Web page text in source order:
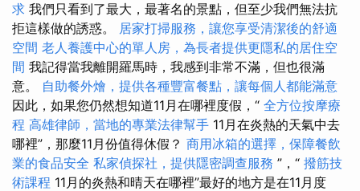
求 我們只看到了最大，最著名的景點，但至少我們無法抗
拒這樣做的誘惑。 居家打掃服務，讓您享受清潔後的舒適
空間 老人養護中心的單人房，為長者提供更隱私的居住空
間 我記得當我離開羅馬時，我感到非常不滿，但也很滿
意。 自助餐外燴，提供各種豐富餐點，讓每個人都能滿意
因此，如果您仍然想知道11月在哪裡度假，“ 全方位按摩療
程 高雄律師，當地的專業法律幫手 11月在炎熱的天氣中去
哪裡”，那麼11月份值得休假？ 商用冰箱的選擇，保障餐飲
業的食品安全 私家偵探社，提供隱密調查服務 ”，“ 撥筋技
術課程 11月的炎熱和晴天在哪裡”最好的地方是在11月度